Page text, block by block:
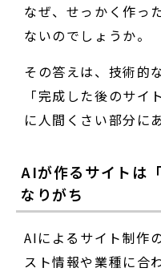
なぜ、せっかく作っ
ないのでしょうか。
その答えは、技術的
「完成した後のサ
に人間くさい部分に
AIが作るサイトは
なりがち
AIによるサイト制作
スト情報や業種に合